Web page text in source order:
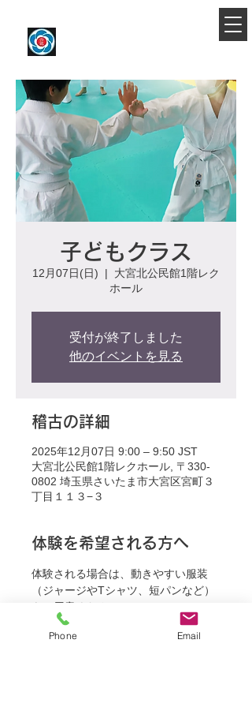
子どもクラス
12月07日(日)
  |
大宮北公民館1階レク
ホール
受付が終了しました
他のイベントを見る
稽古の詳細
2025年12月07日 9:00 – 9:50 JST
大宮北公民館1階レクホール, 〒330-
0802 埼玉県さいたま市大宮区宮町３
丁目１１３−３
体験を希望される方へ
体験される場合は、動きやすい服装
（ジャージやTシャツ、短パンなど）
をご用意ください。
Phone Email